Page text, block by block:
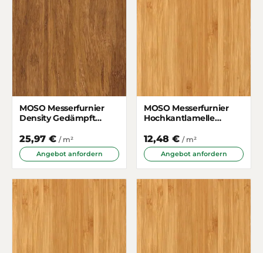
MOSO Messerfurnier
Density Gedämpft
25,97 € / m²
Angebot anfordern
MOSO Messerfurnier
Hochkantlamelle
schmal
12,48 € / m²
Angebot anfordern